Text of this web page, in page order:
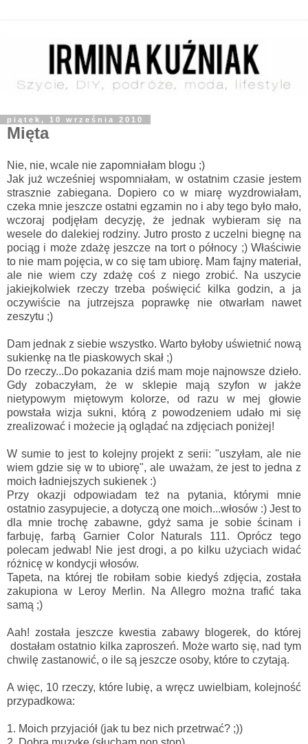
piątek, 10 września 2010
Mięta
Nie, nie, wcale nie zapomniałam blogu ;)
Jak już wcześniej wspomniałam, w ostatnim czasie jestem
strasznie zabiegana. Dopiero co w miarę wyzdrowiałam,
czeka mnie jeszcze ostatni egzamin no i aby tego było mało,
wczoraj podjęłam decyzję, że jednak wybieram się na
wesele do dalekiej rodziny. Jutro prosto z uczelni biegnę na
pociąg i może zdażę jeszcze na tort o północy ;) Właściwie
to nie mam pojęcia, w co się tam ubiorę. Mam fajny materiał,
ale nie wiem czy zdażę coś z niego zrobić. Na uszycie
jakiejkolwiek rzeczy trzeba poświęcić kilka godzin, a ja
oczywiście na jutrzejsza poprawkę nie otwarłam nawet
zeszytu ;)
Dam jednak z siebie wszystko. Warto byłoby uświetnić nową
sukienkę na tle piaskowych skał ;)
Do rzeczy...Do pokazania dziś mam moje najnowsze dzieło.
Gdy zobaczyłam, że w sklepie mają szyfon w jakże
nietypowym miętowym kolorze, od razu w mej głowie
powstała wizja sukni, którą z powodzeniem udało mi się
zrealizować i możecie ją oglądać na zdjęciach poniżej!
W sumie to jest to kolejny projekt z serii: "uszyłam, ale nie
wiem gdzie się w to ubiorę", ale uważam, że jest to jedna z
moich ładniejszych sukienek :)
Przy okazji odpowiadam też na pytania, którymi mnie
ostatnio zasypujecie, a dotyczą one moich...włosów :) Jest to
dla mnie trochę zabawne, gdyż sama je sobie ścinam i
farbuję, farbą Garnier Color Naturals 111. Oprócz tego
polecam jedwab! Nie jest drogi, a po kilku użyciach widać
różnicę w kondycji włosów.
Tapeta, na której tle robiłam sobie kiedyś zdjęcia, została
zakupiona w Leroy Merlin. Na Allegro można trafić taka
samą ;)
Aah! została jeszcze kwestia zabawy blogerek, do której
dostałam ostatnio kilka zaproszeń. Może warto się, nad tym
chwilę zastanowić, o ile są jeszcze osoby, które to czytają.
A więc, 10 rzeczy, które lubię, a wręcz uwielbiam, kolejność
przypadkowa:
1. Moich przyjaciół (jak tu bez nich przetrwać? ;))